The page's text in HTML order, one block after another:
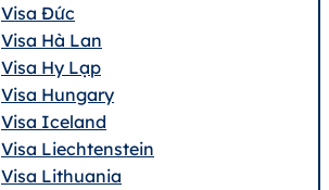
Visa Đức
Visa Hà Lan
Visa Hy Lạp
Visa Hungary
Visa Iceland
Visa Liechtenstein
Visa Lithuania